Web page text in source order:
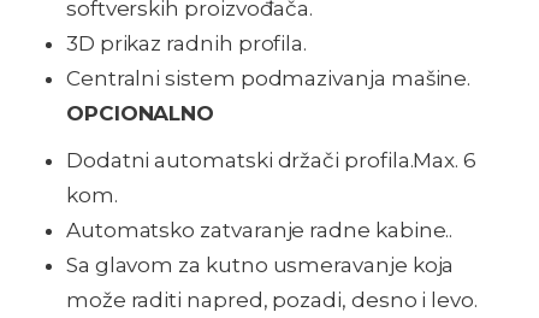
softverskih proizvođača.
3D prikaz radnih profila.
Centralni sistem podmazivanja mašine.
OPCIONALNO
Dodatni automatski držači profila.Max. 6
kom.
Automatsko zatvaranje radne kabine..
Sa glavom za kutno usmeravanje koja
može raditi napred, pozadi, desno i levo.